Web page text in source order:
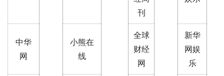
刊
中华
网
小熊在
线
全球
财经
网
新华
网娱
乐